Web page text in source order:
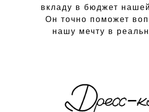
вкладу в бюджет
Он точно поможет
нашу мечту в